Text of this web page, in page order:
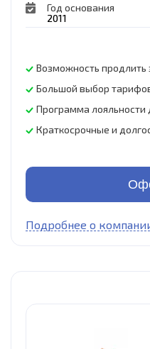
Год основания
2011
Возможность продлить
Большой выбор
Программа лояльности
Краткосрочные и
Подробнее о